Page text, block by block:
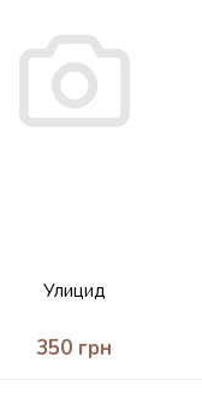
Улицид
350 грн